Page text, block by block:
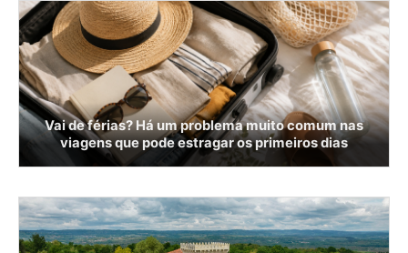
Vai de férias? Há um problema muito comum nas
viagens que pode estragar os primeiros dias